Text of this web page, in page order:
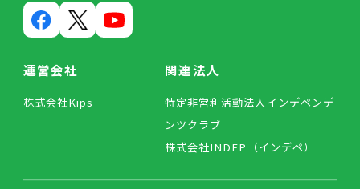
運営会社
株式会社Kips
関連法人
特定非営利活動法人インデペンデ
ンツクラブ
株式会社INDEP（インデペ）